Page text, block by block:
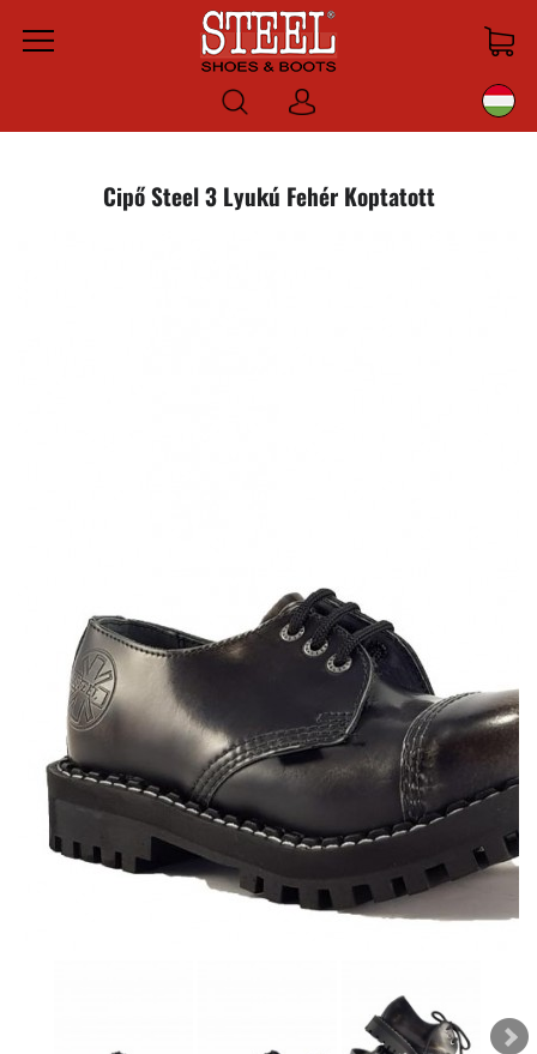
Menu
Bejelentkezni
Cipő Steel 3 Lyukú Fehér Koptatott